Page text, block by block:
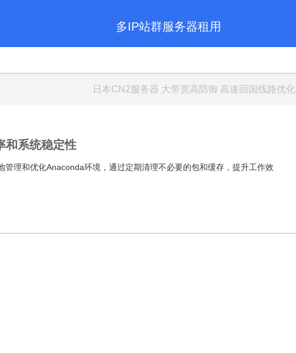
多IP站群服务器租用
日本CN2服务器 大带宽高防御 高速回国线路优化
和系统稳定性
理和优化Anaconda环境，通过定期清理不必要的包和缓存，提升工作效